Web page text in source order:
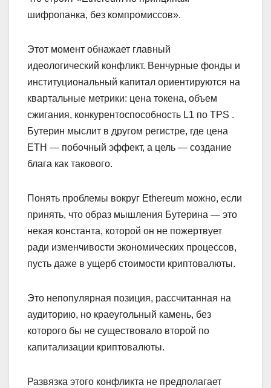
шифропанка, без компромиссов».
Этот момент обнажает главный
идеологический конфликт. Венчурные фонды и
институциональный капитал ориентируются на
квартальные метрики: цена токена, объем
сжигания, конкурентоспособность L1 по TPS .
Бутерин мыслит в другом регистре, где цена
ETH — побочный эффект, а цель — создание
блага как такового.
Понять проблемы вокруг Ethereum можно, если
принять, что образ мышления Бутерина — это
некая константа, которой он не пожертвует
ради изменчивости экономических процессов,
пусть даже в ущерб стоимости криптовалюты.
Это непопулярная позиция, рассчитанная на
аудиторию, но краеугольный камень, без
которого бы не существовало второй по
капитализации криптовалюты.
Развязка этого конфликта не предполагает